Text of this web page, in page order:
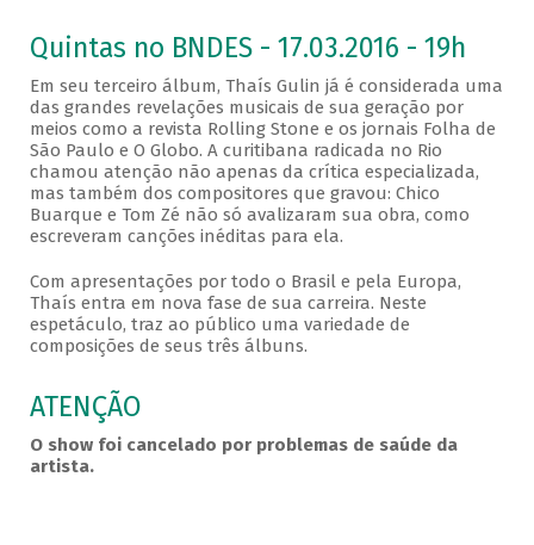
Quintas no BNDES - 17.03.2016 - 19h
Em seu terceiro álbum, Thaís Gulin já é considerada uma
das grandes revelações musicais de sua geração por
meios como a revista Rolling Stone e os jornais Folha de
São Paulo e O Globo. A curitibana radicada no Rio
chamou atenção não apenas da crítica especializada,
mas também dos compositores que gravou: Chico
Buarque e Tom Zé não só avalizaram sua obra, como
escreveram canções inéditas para ela.
Com apresentações por todo o Brasil e pela Europa,
Thaís entra em nova fase de sua carreira. Neste
espetáculo, traz ao público uma variedade de
composições de seus três álbuns.
ATENÇÃO
O show foi cancelado por problemas de saúde da
artista.